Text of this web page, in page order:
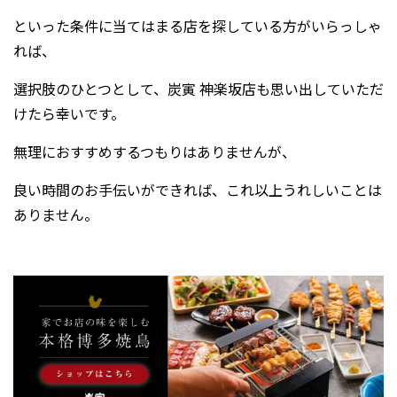
といった条件に当てはまる店を探している方がいらっしゃ
れば、
選択肢のひとつとして、炭寅 神楽坂店も思い出していただ
けたら幸いです。
無理におすすめするつもりはありませんが、
良い時間のお手伝いができれば、これ以上うれしいことは
ありません。